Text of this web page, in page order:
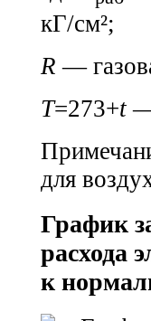
кГ/см²;
R —
T=273+t —
для
График
расхода
к